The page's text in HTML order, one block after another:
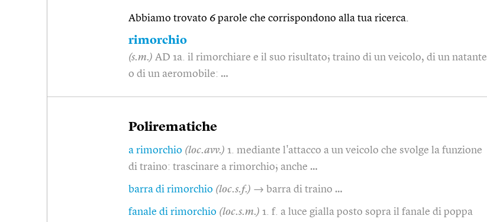
Abbiamo trovato 6 parole che corrispondono alla tua ricerca.
rimorchio
(s.m.) AD 1a. il rimorchiare e il suo risultato; traino di un veicolo, di un natante
o di un aeromobile: …
Polirematiche
a rimorchio (loc.avv.) 1. mediante l'attacco a un veicolo che svolge la funzione
di traino: trascinare a rimorchio; anche …
barra di rimorchio (loc.s.f.) → barra di traino …
fanale di rimorchio (loc.s.m.) 1. f. a luce gialla posto sopra il fanale di poppa